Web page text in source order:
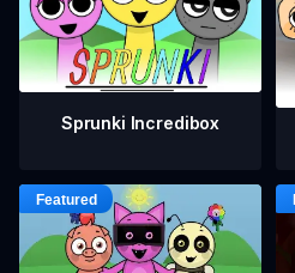
Sprunki Incredibox